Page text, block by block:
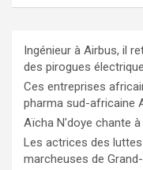
Ingénieur à Airbus, il
des pirogues
Ces entreprises
pharma sud-africaine
Aïcha N'doye chante
Les actrices des
marcheuses de